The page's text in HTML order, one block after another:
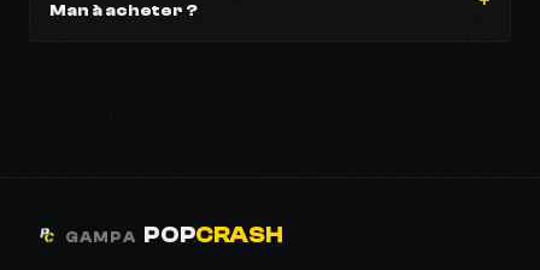
Man à acheter ?
GAMPA POPCRASH